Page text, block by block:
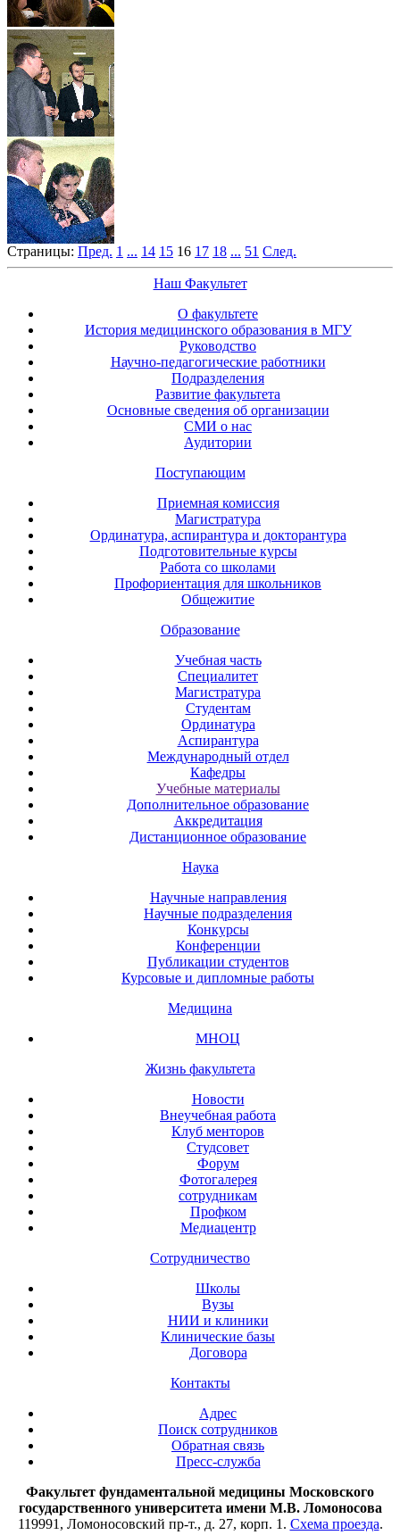
Страницы: Пред. 1 ... 14 15 16 17 18 ... 51 След.
Наш Факультет
О факультете
История медицинского образования в МГУ
Руководство
Научно-педагогические работники
Подразделения
Развитие факультета
Основные сведения об организации
СМИ о нас
Аудитории
Поступающим
Приемная комиссия
Магистратура
Ординатура, аспирантура и докторантура
Подготовительные курсы
Работа со школами
Профориентация для школьников
Общежитие
Образование
Учебная часть
Специалитет
Магистратура
Студентам
Ординатура
Аспирантура
Международный отдел
Кафедры
Учебные материалы
Дополнительное образование
Аккредитация
Дистанционное образование
Наука
Научные направления
Научные подразделения
Конкурсы
Конференции
Публикации студентов
Курсовые и дипломные работы
Медицина
МНОЦ
Жизнь факультета
Новости
Внеучебная работа
Клуб менторов
Студсовет
Форум
Фотогалерея
сотрудникам
Профком
Медиацентр
Сотрудничество
Школы
Вузы
НИИ и клиники
Клинические базы
Договора
Контакты
Адрес
Поиск сотрудников
Обратная связь
Пресс-служба
Факультет фундаментальной медицины Московского
государственного университета имени М.В. Ломоносова
119991, Ломоносовский пр-т., д. 27, корп. 1. Схема проезда.